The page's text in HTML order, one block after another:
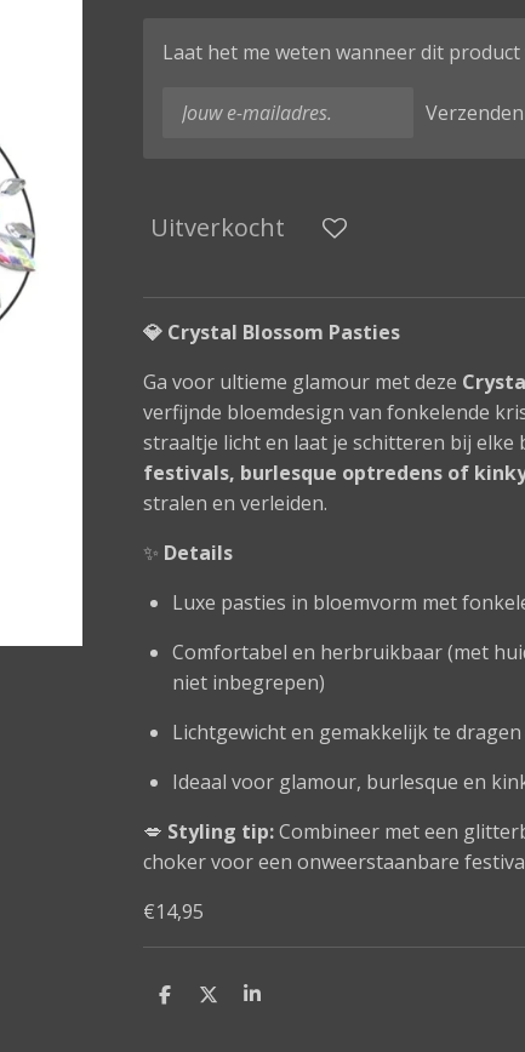
Laat het me weten wanneer dit
Verzenden
Uitverkocht
💎 Crystal Blossom Pasties
Ga voor ultieme glamour met deze
verfijnde bloemdesign van fonkelende
straaltje licht en laat je schitteren bij elke
festivals, burlesque optredens of
stralen en verleiden.
✨ Details
Luxe pasties in bloemvorm met
Comfortabel en herbruikbaar (met
niet inbegrepen)
Lichtgewicht en gemakkelijk te dragen
Ideaal voor glamour, burlesque en
💋 Styling tip:Combineer met een
choker voor een onweerstaanbare
€14,95
D
D
S